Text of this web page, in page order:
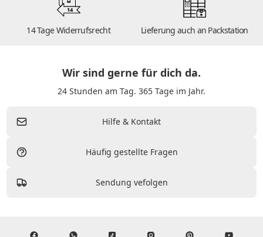
14
14 Tage Widerrufsrecht Lieferung auch an Packstation
Wir sind gerne für dich da.
24 Stunden am Tag. 365 Tage im Jahr.
Hilfe & Kontakt
Häufig gestellte Fragen
Sendung vefolgen